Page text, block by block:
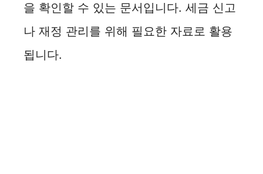
을 확인할 수 있는 문서입니다. 세금 신고
나 재정 관리를 위해 필요한 자료로 활용
됩니다.